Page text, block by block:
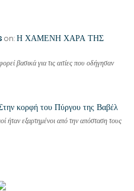
on:Η ΧΑΜΕΝΗ ΧΑΡΑ ΤΗΣ
βασικά για τις αιτίες που οδήγησαν
κορφή του Πύργου της Βαβέλ
ήταν εξαρτημένοι από την απόσταση τους